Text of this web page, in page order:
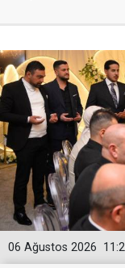
06 Ağustos 2026